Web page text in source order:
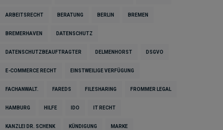
ARBEITSRECHT BERATUNG BERLIN BREMEN
BREMERHAVEN DATENSCHUTZ
DATENSCHUTZBEAUFTRAGTER DELMENHORST DSGVO
E-COMMERCE RECHT EINSTWEILIGE VERFÜGUNG
FACHANWALT. FAREDS FILESHARING FROMMER LEGAL
HAMBURG HILFE IDO IT RECHT
KANZLEI DR. SCHENK KÜNDIGUNG MARKE